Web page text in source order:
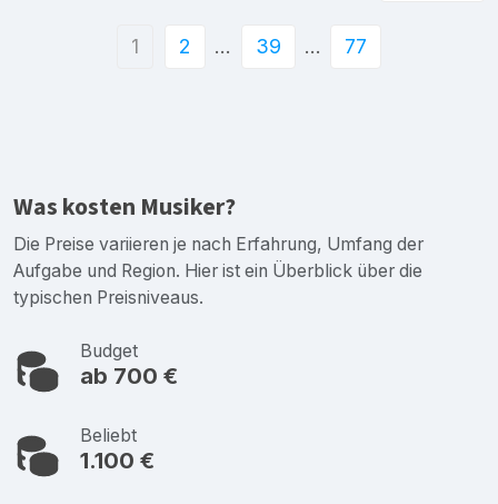
1 2 … 39 … 77
Was kosten Musiker?
Die Preise variieren je nach Erfahrung, Umfang der
Aufgabe und Region. Hier ist ein Überblick über die
typischen Preisniveaus.
Budget
ab 700 €
Beliebt
1.100 €